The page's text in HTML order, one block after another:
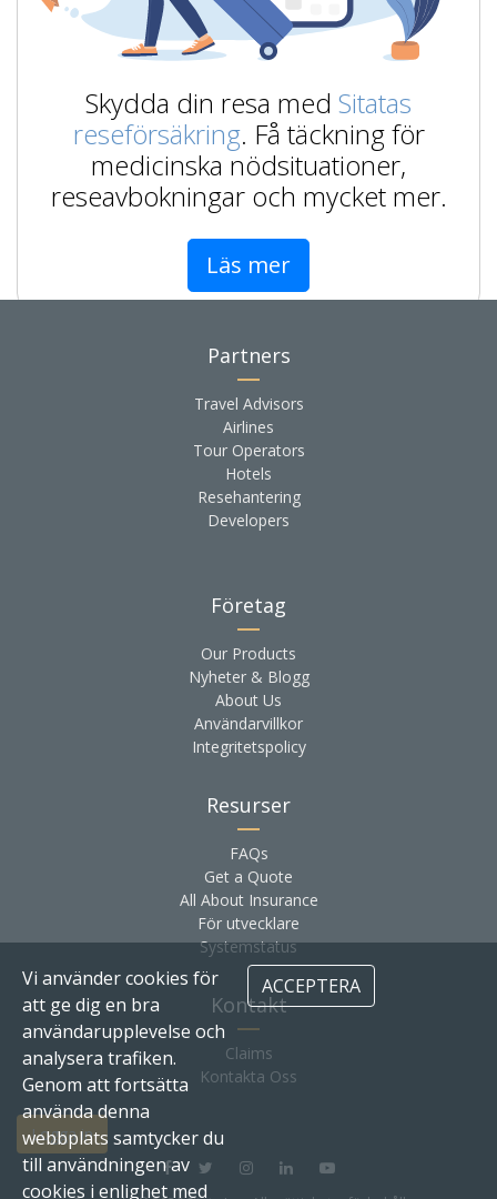
Skydda din resa med Sitatas
reseförsäkring. Få täckning för
medicinska nödsituationer,
reseavbokningar och mycket mer.
Läs mer
Partners
Travel Advisors
Airlines
Tour Operators
Hotels
Resehantering
Developers
Företag
Our Products
Nyheter & Blogg
About Us
Användarvillkor
Integritetspolicy
Resurser
FAQs
Get a Quote
All About Insurance
För utvecklare
Systemstatus
Kontakt
Claims
Kontakta Oss
Logga in
Vi använder cookies för
att ge dig en bra
användarupplevelse och
analysera trafiken.
Genom att fortsätta
använda denna
webbplats samtycker du
till användningen av
cookies i enlighet med
ACCEPTERA